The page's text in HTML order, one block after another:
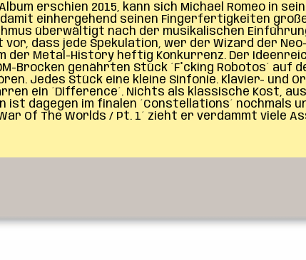
erschien 2015, kann sich Michael Romeo in
einhergehend seinen Fingerfertigkeiten
überwältigt nach der musikalischen Einführung
dass jede Spekulation, wer der Wizard der
der Metal-History heftig Konkurrenz. Der
Brocken genährten Stück ´F*cking Robotos´ auf
Jedes Stück eine kleine Sinfonie. Klavier- und
´Difference´. Nichts als klassische Kost, aus
ist dagegen im finalen ´Constellations´
Of The Worlds / Pt. 1´ zieht er verdammt viele